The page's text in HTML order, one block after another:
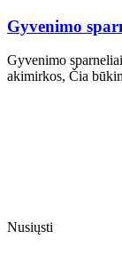
Gyvenimo
Gyvenimo
akimirkos, Čia
Nusiųsti